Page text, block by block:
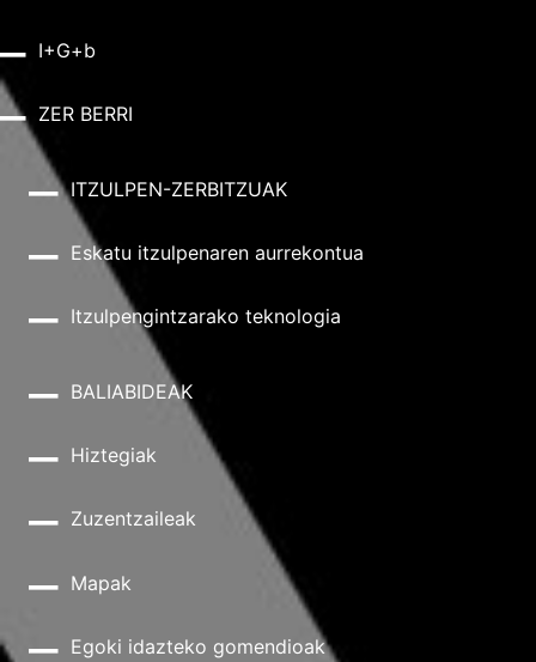
I+G+b
ZER BERRI
ITZULPEN-ZERBITZUAK
Eskatu itzulpenaren aurrekontua
Itzulpengintzarako teknologia
BALIABIDEAK
Hiztegiak
Zuzentzaileak
Mapak
Egoki idazteko gomendioak